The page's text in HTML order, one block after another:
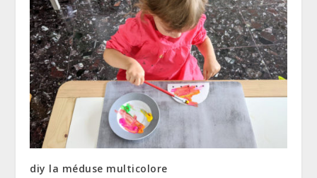
diy la méduse multicolore